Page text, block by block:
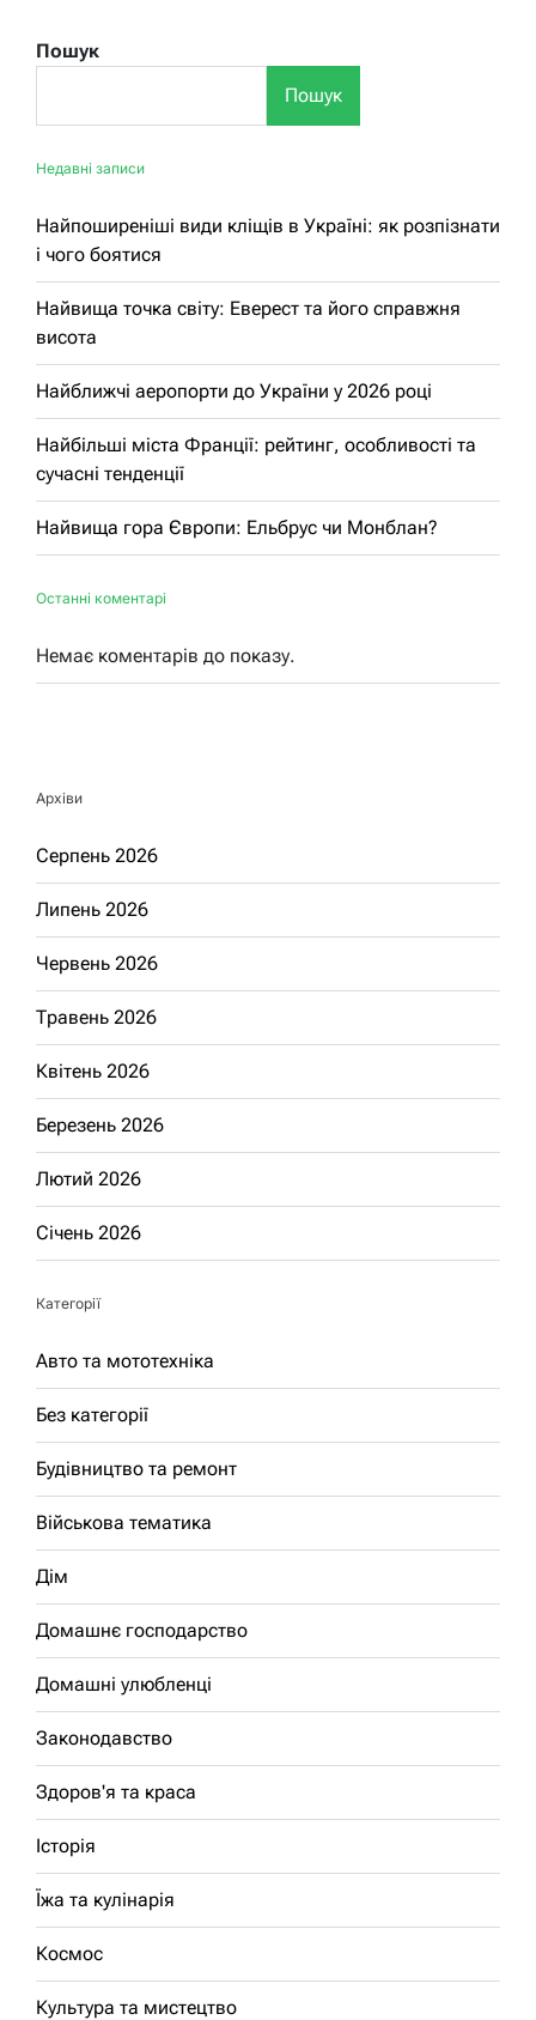
Пошук
Пошук
Недавні записи
Найпоширеніші види кліщів в Україні: як розпізнати
і чого боятися
Найвища точка світу: Еверест та його справжня
висота
Найближчі аеропорти до України у 2026 році
Найбільші міста Франції: рейтинг, особливості та
сучасні тенденції
Найвища гора Європи: Ельбрус чи Монблан?
Останні коментарі
Немає коментарів до показу.
Архіви
Серпень 2026
Липень 2026
Червень 2026
Травень 2026
Квітень 2026
Березень 2026
Лютий 2026
Січень 2026
Категорії
Авто та мототехніка
Без категорії
Будівництво та ремонт
Військова тематика
Дім
Домашнє господарство
Домашні улюбленці
Законодавство
Здоров'я та краса
Історія
Їжа та кулінарія
Космос
Культура та мистецтво